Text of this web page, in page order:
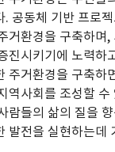
. 공동체 기반 프로
거환경을 구축하며,
진시키기에 노력하
주거환경을 구축하
역사회를 조성할 수
람들의 삶의 질을
발전을 실현하는데